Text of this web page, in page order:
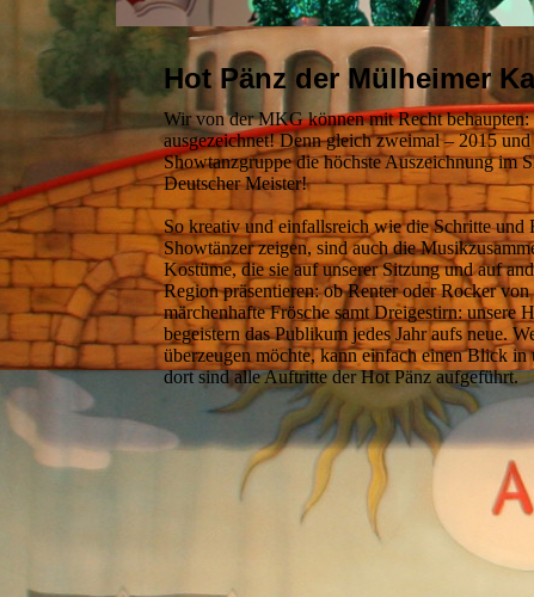
Hot Pänz der Mülheimer
Wir von der MKG können mit Recht behaupten:
ausgezeichnet! Denn gleich zweimal – 2015
Showtanzgruppe die höchste Auszeichnung im
Deutscher Meister!
So kreativ und einfallsreich wie die Schritte und
Showtänzer zeigen, sind auch die
Kostüme, die sie auf unserer Sitzung und auf
Region präsentieren: ob Renter oder Rocker
märchenhafte Frösche samt Dreigestirn: unsere
begeistern das Publikum jedes Jahr aufs neue.
überzeugen möchte, kann einfach einen Blick
dort sind alle Auftritte der Hot Pänz aufgeführt.